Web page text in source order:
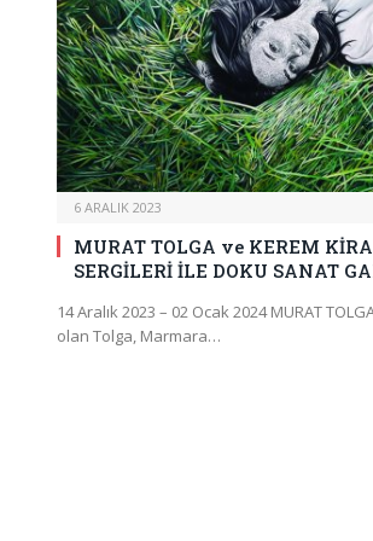
6 ARALIK 2023
MURAT TOLGA ve KEREM
SERGİLERİ İLE DOKU SANAT
14 Aralık 2023 – 02 Ocak 2024 MURAT
olan Tolga, Marmara…